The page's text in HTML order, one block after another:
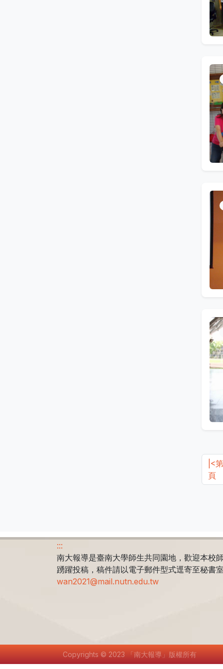
|<
頁
:::
南大報導是臺南大學師生共同園地，歡迎本校
踴躍投稿，稿件請以電子郵件型式逕寄至秘書
wan2021@mail.nutn.edu.tw
Copyrights © 2023 「南大報導」版權所有